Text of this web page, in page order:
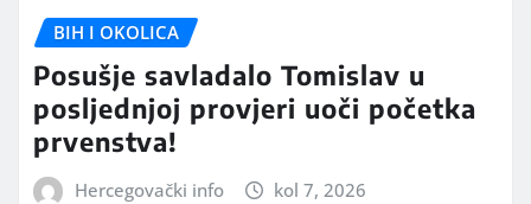
BIH I OKOLICA
Posušje savladalo Tomislav u
posljednjoj provjeri uoči početka
prvenstva!
Hercegovački info kol 7, 2026